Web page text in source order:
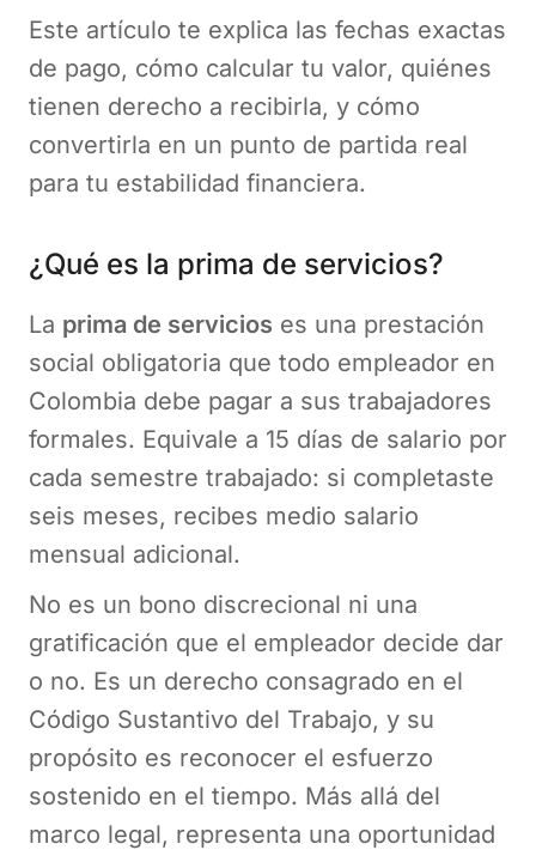
Este artículo te explica las fechas exactas
de pago, cómo calcular tu valor, quiénes
tienen derecho a recibirla, y cómo
convertirla en un punto de partida real
para tu estabilidad financiera.
¿Qué es la prima de servicios?
La prima de servicios es una prestación
social obligatoria que todo empleador en
Colombia debe pagar a sus trabajadores
formales. Equivale a 15 días de salario por
cada semestre trabajado: si completaste
seis meses, recibes medio salario
mensual adicional.
No es un bono discrecional ni una
gratificación que el empleador decide dar
o no. Es un derecho consagrado en el
Código Sustantivo del Trabajo, y su
propósito es reconocer el esfuerzo
sostenido en el tiempo. Más allá del
marco legal, representa una oportunidad